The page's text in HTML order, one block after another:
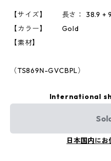
【サイズ】 長さ： 38.9
【カラー】 Gold
【素材】
（TS869N-GVCBPL）
International
日本国内に